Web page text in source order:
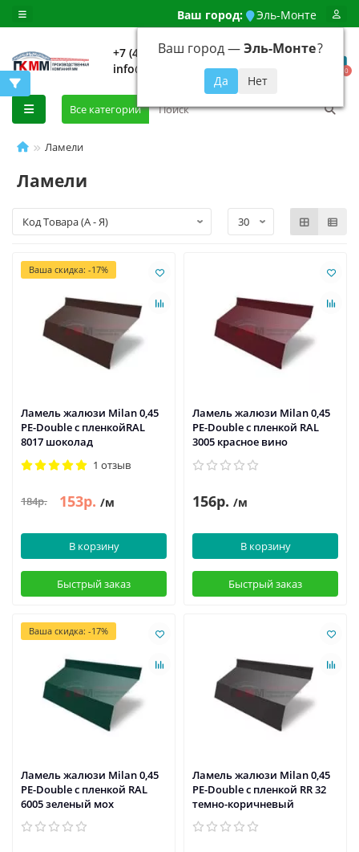
Ваш город: Эль-Монте
Ваш город —Эль-Монте?
+7 (499) 648-92-94
info@evroshtaketnikmoskva.ru
0
Все категории
Ламели
Ламели
Ваша скидка: -17%
Ламель жалюзи Milan 0,45
PE-Double с пленкойRAL
8017 шоколад
1 отзыв
184р. 153р. /м
В корзину
Быстрый заказ
Ламель жалюзи Milan 0,45
PE-Double с пленкой RAL
3005 красное вино
156р. /м
В корзину
Быстрый заказ
Ваша скидка: -17%
Ламель жалюзи Milan 0,45
PE-Double с пленкой RAL
6005 зеленый мох
Ламель жалюзи Milan 0,45
PE-Double с пленкой RR 32
темно-коричневый